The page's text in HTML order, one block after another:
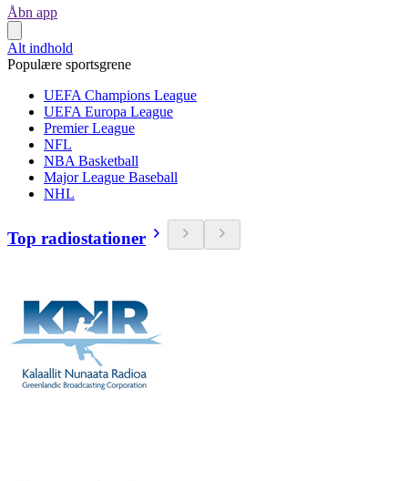
Åbn app
Alt indhold
Populære sportsgrene
UEFA Champions League
UEFA Europa League
Premier League
NFL
NBA Basketball
Major League Baseball
NHL
Top radiostationer